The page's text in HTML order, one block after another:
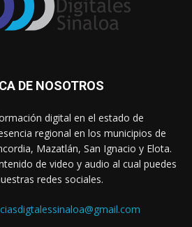
DE NOSOTROS
digital en el estado de
regional en los municipios de
Mazatlán, San Ignacio y Elota.
de video y audio al cual puedes
redes sociales.